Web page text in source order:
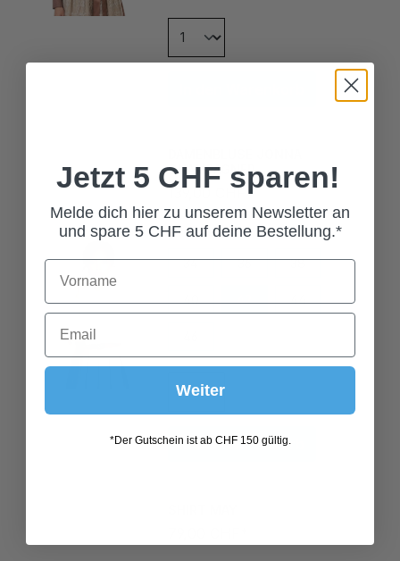
139,00 CHF*
Grösse
46
Jetzt 5 CHF sparen!
Melde dich hier zu unserem Newsletter an
und spare 5 CHF auf deine Bestellung.*
Weiter
*Der Gutschein ist ab CHF 150 gültig.